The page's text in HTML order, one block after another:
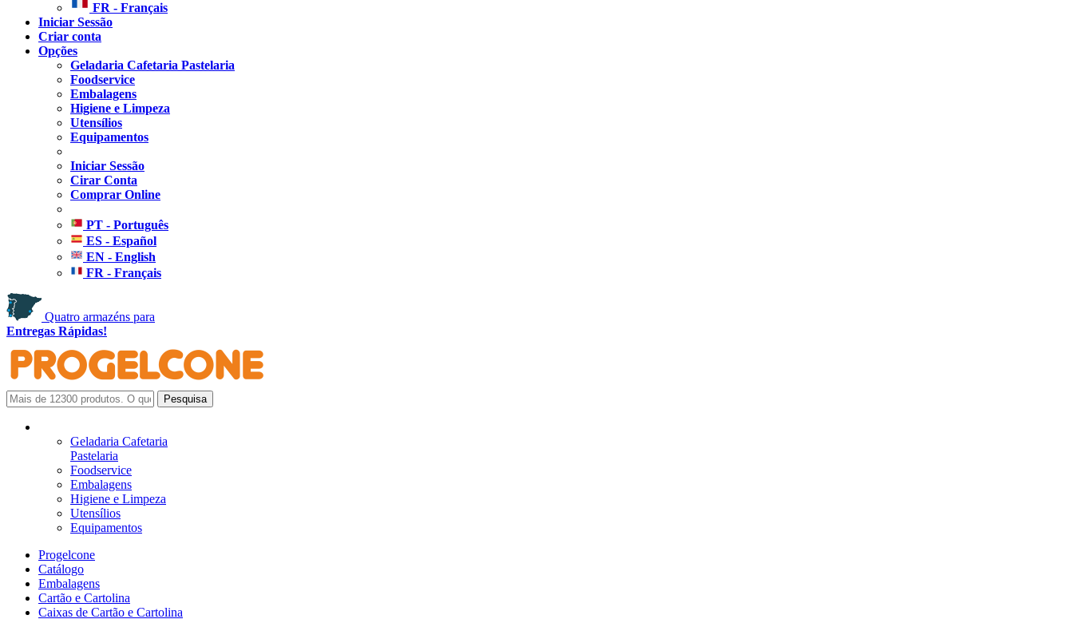
FR - Français
Iniciar Sessão
Criar conta
Opções
Geladaria Cafetaria Pastelaria
Foodservice
Embalagens
Higiene e Limpeza
Utensílios
Equipamentos
Iniciar Sessão
Cirar Conta
Comprar Online
PT - Português
ES - Español
EN - English
FR - Français
Quatro armazéns para
Entregas Rápidas!
Geladaria Cafetaria
Pastelaria
Foodservice
Embalagens
Higiene e Limpeza
Utensílios
Equipamentos
Progelcone
Catálogo
Embalagens
Cartão e Cartolina
Caixas de Cartão e Cartolina